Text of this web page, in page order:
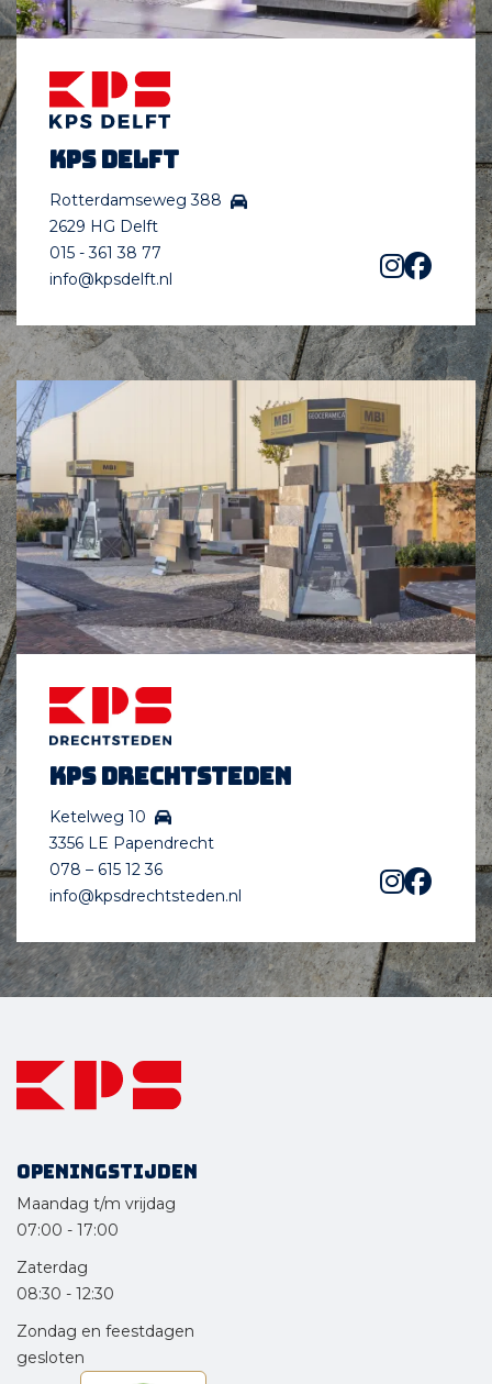
KPS Delft
Rotterdamseweg 388
2629 HG Delft
015 - 361 38 77
info@kpsdelft.nl
KPS Drechtsteden
Ketelweg 10
3356 LE Papendrecht
078 – 615 12 36
info@kpsdrechtsteden.nl
Openingstijden
Maandag t/m vrijdag
07:00 - 17:00
Zaterdag
08:30 - 12:30
Zondag en feestdagen
gesloten